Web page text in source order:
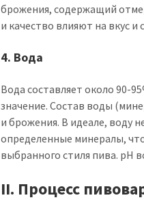
брожения, содержащий
и качество влияют на вкус и
4. Вода
Вода составляет около 90-
значение. Состав воды
и брожения. В идеале, воду
определенные минералы,
выбранного стиля пива. pH
II. Процесс